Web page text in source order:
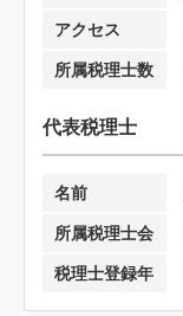
アクセス
所属税理士数
代表税理士
名前
所属税理士会
税理士登録年